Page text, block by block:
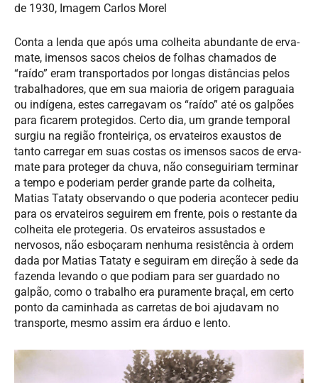
de 1930, Imagem Carlos Morel
Conta a lenda que após uma colheita abundante de erva-
mate, imensos sacos cheios de folhas chamados de
“raído” eram transportados por longas distâncias pelos
trabalhadores, que em sua maioria de origem paraguaia
ou indígena, estes carregavam os “raído” até os galpões
para ficarem protegidos. Certo dia, um grande temporal
surgiu na região fronteiriça, os ervateiros exaustos de
tanto carregar em suas costas os imensos sacos de erva-
mate para proteger da chuva, não conseguiriam terminar
a tempo e poderiam perder grande parte da colheita,
Matias Tataty observando o que poderia acontecer pediu
para os ervateiros seguirem em frente, pois o restante da
colheita ele protegeria. Os ervateiros assustados e
nervosos, não esboçaram nenhuma resistência à ordem
dada por Matias Tataty e seguiram em direção à sede da
fazenda levando o que podiam para ser guardado no
galpão, como o trabalho era puramente braçal, em certo
ponto da caminhada as carretas de boi ajudavam no
transporte, mesmo assim era árduo e lento.